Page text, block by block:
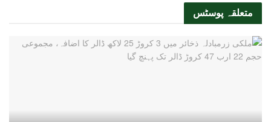
متعلقہ پوسٹس